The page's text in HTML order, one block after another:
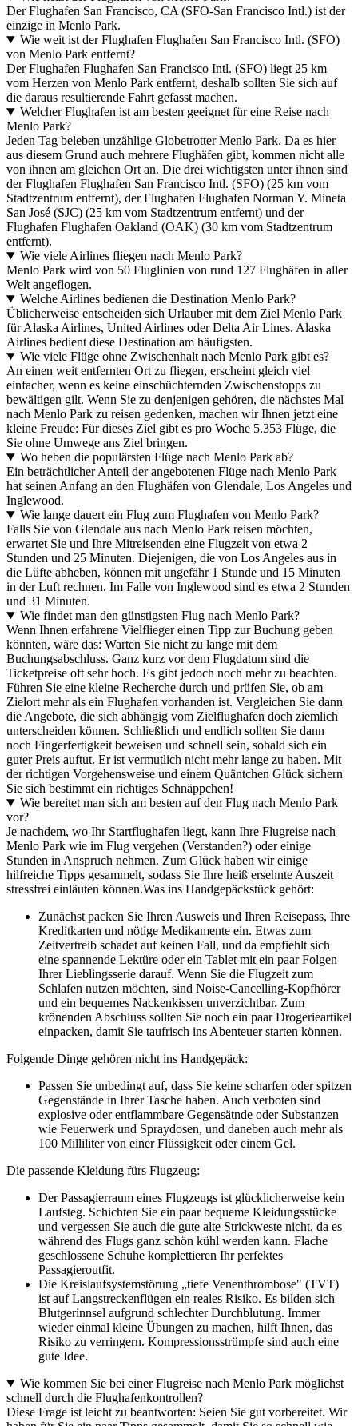
Der Flughafen San Francisco, CA (SFO-San Francisco Intl.) ist der
einzige in Menlo Park.
Wie weit ist der Flughafen Flughafen San Francisco Intl. (SFO)
von Menlo Park entfernt?
Der Flughafen Flughafen San Francisco Intl. (SFO) liegt 25 km
vom Herzen von Menlo Park entfernt, deshalb sollten Sie sich auf
die daraus resultierende Fahrt gefasst machen.
Welcher Flughafen ist am besten geeignet für eine Reise nach
Menlo Park?
Jeden Tag beleben unzählige Globetrotter Menlo Park. Da es hier
aus diesem Grund auch mehrere Flughäfen gibt, kommen nicht alle
von ihnen am gleichen Ort an. Die drei wichtigsten unter ihnen sind
der Flughafen Flughafen San Francisco Intl. (SFO) (25 km vom
Stadtzentrum entfernt), der Flughafen Flughafen Norman Y. Mineta
San José (SJC) (25 km vom Stadtzentrum entfernt) und der
Flughafen Flughafen Oakland (OAK) (30 km vom Stadtzentrum
entfernt).
Wie viele Airlines fliegen nach Menlo Park?
Menlo Park wird von 50 Fluglinien von rund 127 Flughäfen in aller
Welt angeflogen.
Welche Airlines bedienen die Destination Menlo Park?
Üblicherweise entscheiden sich Urlauber mit dem Ziel Menlo Park
für Alaska Airlines, United Airlines oder Delta Air Lines. Alaska
Airlines bedient diese Destination am häufigsten.
Wie viele Flüge ohne Zwischenhalt nach Menlo Park gibt es?
An einen weit entfernten Ort zu fliegen, erscheint gleich viel
einfacher, wenn es keine einschüchternden Zwischenstopps zu
bewältigen gilt. Wenn Sie zu denjenigen gehören, die nächstes Mal
nach Menlo Park zu reisen gedenken, machen wir Ihnen jetzt eine
kleine Freude: Für dieses Ziel gibt es pro Woche 5.353 Flüge, die
Sie ohne Umwege ans Ziel bringen.
Wo heben die populärsten Flüge nach Menlo Park ab?
Ein beträchtlicher Anteil der angebotenen Flüge nach Menlo Park
hat seinen Anfang an den Flughäfen von Glendale, Los Angeles und
Inglewood.
Wie lange dauert ein Flug zum Flughafen von Menlo Park?
Falls Sie von Glendale aus nach Menlo Park reisen möchten,
erwartet Sie und Ihre Mitreisenden eine Flugzeit von etwa 2
Stunden und 25 Minuten. Diejenigen, die von Los Angeles aus in
die Lüfte abheben, können mit ungefähr 1 Stunde und 15 Minuten
in der Luft rechnen. Im Falle von Inglewood sind es etwa 2 Stunden
und 31 Minuten.
Wie findet man den günstigsten Flug nach Menlo Park?
Wenn Ihnen erfahrene Vielflieger einen Tipp zur Buchung geben
könnten, wäre das: Warten Sie nicht zu lange mit dem
Buchungsabschluss. Ganz kurz vor dem Flugdatum sind die
Ticketpreise oft sehr hoch. Es gibt jedoch noch mehr zu beachten.
Führen Sie eine kleine Recherche durch und prüfen Sie, ob am
Zielort mehr als ein Flughafen vorhanden ist. Vergleichen Sie dann
die Angebote, die sich abhängig vom Zielflughafen doch ziemlich
unterscheiden können. Schließlich und endlich sollten Sie dann
noch Fingerfertigkeit beweisen und schnell sein, sobald sich ein
guter Preis auftut. Er ist vermutlich nicht mehr lange zu haben. Mit
der richtigen Vorgehensweise und einem Quäntchen Glück sichern
Sie sich bestimmt ein richtiges Schnäppchen!
Wie bereitet man sich am besten auf den Flug nach Menlo Park
vor?
Je nachdem, wo Ihr Startflughafen liegt, kann Ihre Flugreise nach
Menlo Park wie im Flug vergehen (Verstanden?) oder einige
Stunden in Anspruch nehmen. Zum Glück haben wir einige
hilfreiche Tipps gesammelt, sodass Sie Ihre heiß ersehnte Auszeit
stressfrei einläuten können.Was ins Handgepäckstück gehört:
Zunächst packen Sie Ihren Ausweis und Ihren Reisepass, Ihre
Kreditkarten und nötige Medikamente ein. Etwas zum
Zeitvertreib schadet auf keinen Fall, und da empfiehlt sich
eine spannende Lektüre oder ein Tablet mit ein paar Folgen
Ihrer Lieblingsserie darauf. Wenn Sie die Flugzeit zum
Schlafen nutzen möchten, sind Noise-Cancelling-Kopfhörer
und ein bequemes Nackenkissen unverzichtbar. Zum
krönenden Abschluss sollten Sie noch ein paar Drogerieartikel
einpacken, damit Sie taufrisch ins Abenteuer starten können.
Folgende Dinge gehören nicht ins Handgepäck:
Passen Sie unbedingt auf, dass Sie keine scharfen oder spitzen
Gegenstände in Ihrer Tasche haben. Auch verboten sind
explosive oder entflammbare Gegensätnde oder Substanzen
wie Feuerwerk und Spraydosen, und daneben auch mehr als
100 Milliliter von einer Flüssigkeit oder einem Gel.
Die passende Kleidung fürs Flugzeug:
Der Passagierraum eines Flugzeugs ist glücklicherweise kein
Laufsteg. Schichten Sie ein paar bequeme Kleidungsstücke
und vergessen Sie auch die gute alte Strickweste nicht, da es
während des Flugs ganz schön kühl werden kann. Flache
geschlossene Schuhe komplettieren Ihr perfektes
Passagieroutfit.
Die Kreislaufsystemstörung „tiefe Venenthrombose" (TVT)
ist auf Langstreckenflügen ein reales Risiko. Es bilden sich
Blutgerinnsel aufgrund schlechter Durchblutung. Immer
wieder einmal kleine Übungen zu machen, hilft Ihnen, das
Risiko zu verringern. Kompressionsstrümpfe sind auch eine
gute Idee.
Wie kommen Sie bei einer Flugreise nach Menlo Park möglichst
schnell durch die Flughafenkontrollen?
Diese Frage ist leicht zu beantworten: Seien Sie gut vorbereitet. Wir